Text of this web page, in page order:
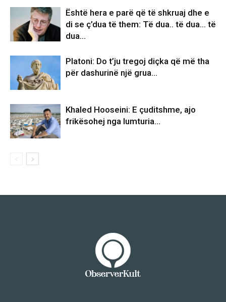
Është hera e parë që të shkruaj dhe e
di se ç’dua të them: Të dua.. të dua… të
dua…
Platoni: Do t’ju tregoj diçka që më tha
për dashurinë një grua…
Khaled Hooseini: E çuditshme, ajo
frikësohej nga lumturia…